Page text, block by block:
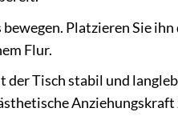
Platzieren Sie ihn
Flur.
Tisch stabil und
Anziehungskraft